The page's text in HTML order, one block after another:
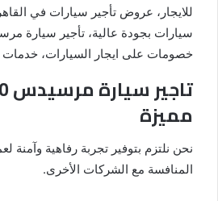
للايجار، عروض تأجير سيارات في
خصومات على ايجار السيارات،
مميزة
نحن نلتزم بتوفير تجربة رفاهية وآمنة
المنافسة مع الشركات الأخرى.